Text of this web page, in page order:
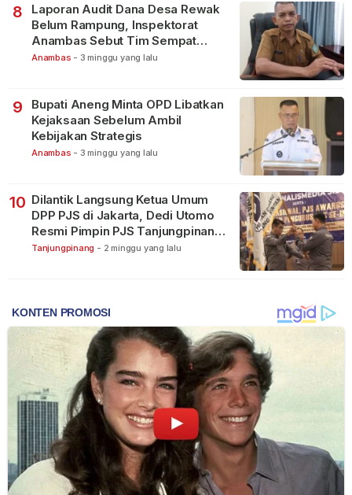
8
Laporan Audit Dana Desa Rewak
Belum Rampung, Inspektorat
Anambas Sebut Tim Sempat
Terbagi Tangani Kasus Lain
Anambas - 3 minggu yang lalu
9
Bupati Aneng Minta OPD Libatkan
Kejaksaan Sebelum Ambil
Kebijakan Strategis
Anambas - 3 minggu yang lalu
10 Dilantik Langsung Ketua Umum
DPP PJS di Jakarta, Dedi Utomo
Resmi Pimpin PJS Tanjungpinang-
Bintan
Tanjungpinang - 2 minggu yang lalu